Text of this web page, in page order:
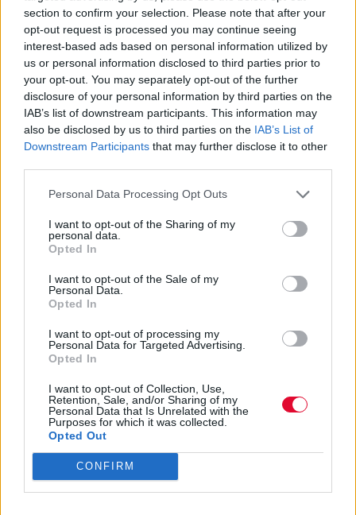
section to confirm your selection. Please note that after your
opt-out request is processed you may continue seeing
interest-based ads based on personal information utilized by
us or personal information disclosed to third parties prior to
your opt-out. You may separately opt-out of the further
disclosure of your personal information by third parties on the
IAB’s list of downstream participants. This information may
also be disclosed by us to third parties on the IAB’s List of
Downstream Participants that may further disclose it to other
Personal Data Processing Opt Outs
I want to opt-out of the Sharing of my
personal data.
Opted In
I want to opt-out of the Sale of my
Personal Data.
Opted In
I want to opt-out of processing my
Personal Data for Targeted Advertising.
Opted In
I want to opt-out of Collection, Use,
Retention, Sale, and/or Sharing of my
Personal Data that Is Unrelated with the
Purposes for which it was collected.
Opted Out
CONFIRM
20 φορές που επιβάτες του μετρό
συνάντησαν τόσο παράξενες
εικόνες στο βαγόνι τους που
έπρεπε να τις φωτογραφήσουν
Ποιος ξέρει τι μπορούμε να συναντήσουμε
μια ημέρα στο μετρό πηγαίνοντας στη
δουλειά!
23.11.2021